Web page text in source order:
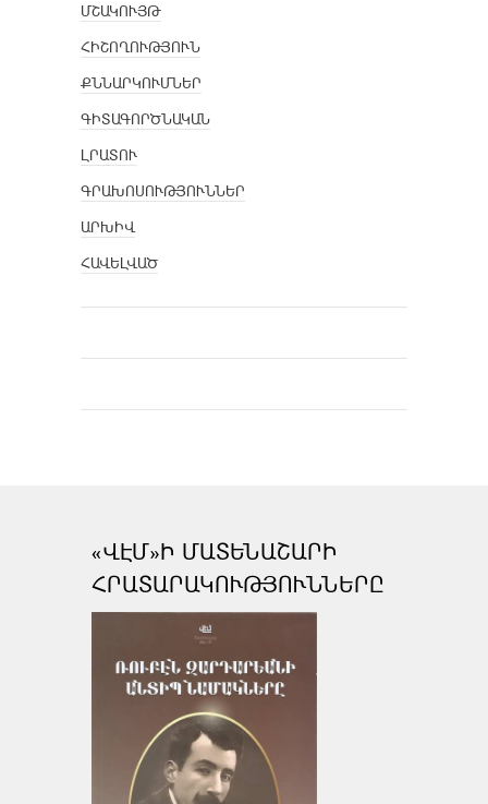
ՄՇԱԿՈՒՅԹ
ՀԻՇՈՂՈՒԹՅՈՒՆ
ՔՆՆԱՐԿՈՒՄՆԵՐ
ԳԻՏԱԳՈՐԾՆԱԿԱՆ
ԼՐԱՏՈՒ
ԳՐԱԽՈՍՈՒԹՅՈՒՆՆԵՐ
ԱՐԽԻՎ
ՀԱՎԵԼՎԱԾ
«ՎԷՄ»Ի ՄԱՏԵՆԱՇԱՐԻ
ՀՐԱՏԱՐԱԿՈՒԹՅՈՒՆՆԵՐԸ